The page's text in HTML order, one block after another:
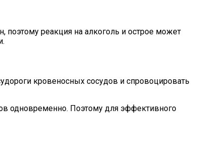
поэтому реакция на алкоголь и острое может
кровеносных сосудов и спровоцировать
одновременно. Поэтому для эффективного